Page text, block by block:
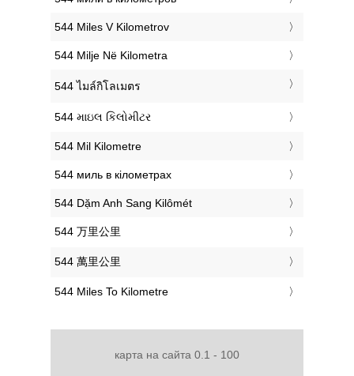
‎544 Miles V Kilometrov
‎544 Milje Në Kilometra
‎544 ไมล์กิโลเมตร
‎544 માઇલ કિલોમીટર
‎544 Mil Kilometre
‎544 миль в кілометрах
‎544 Dặm Anh Sang Kilômét
‎544 万里公里
‎544 萬里公里
‎544 Miles To Kilometre
карта на сайта 0.1 - 100